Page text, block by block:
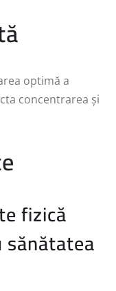
optimă a
concentrarea și
fizică